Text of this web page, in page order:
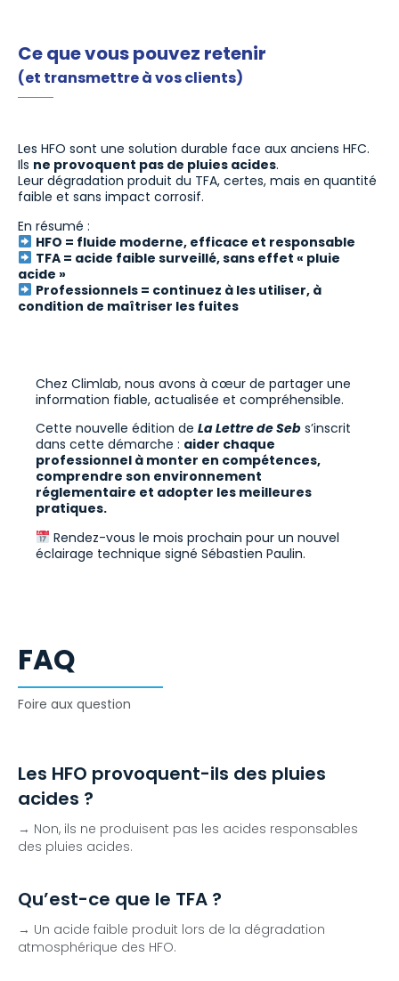
Ce que vous pouvez retenir
(et transmettre à vos clients)
Les HFO sont une solution durable face aux anciens HFC.
Ils ne provoquent pas de pluies acides.
Leur dégradation produit du TFA, certes, mais en quantité
faible et sans impact corrosif.
En résumé :
HFO = fluide moderne, efficace et responsable
TFA = acide faible surveillé, sans effet « pluie
acide »
Professionnels = continuez à les utiliser, à
condition de maîtriser les fuites
Chez Climlab, nous avons à cœur de partager une
information fiable, actualisée et compréhensible.
Cette nouvelle édition de La Lettre de Seb s’inscrit
dans cette démarche : aider chaque
professionnel à monter en compétences,
comprendre son environnement
réglementaire et adopter les meilleures
pratiques.
Rendez-vous le mois prochain pour un nouvel
éclairage technique signé Sébastien Paulin.
FAQ
Foire aux question
Les HFO provoquent-ils des pluies
acides ?
→ Non, ils ne produisent pas les acides responsables
des pluies acides.
Qu’est-ce que le TFA ?
→ Un acide faible produit lors de la dégradation
atmosphérique des HFO.